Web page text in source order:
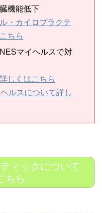
機能低下
・カイロプラクテ
ちら
マイヘルスで対
しくはこちら
ルスについて詳し
ィックについて
ちら